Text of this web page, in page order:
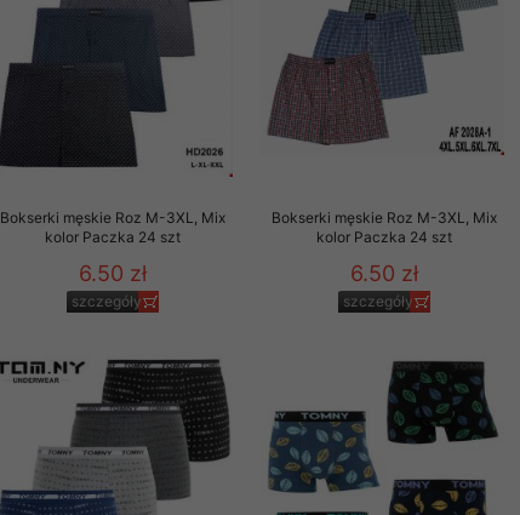
Bokserki męskie Roz M-3XL, Mix
kolor Paczka 24 szt
6.50 zł
szczegóły
Bokserki męskie Roz M-3XL, Mix
kolor Paczka 24 szt
6.50 zł
szczegóły